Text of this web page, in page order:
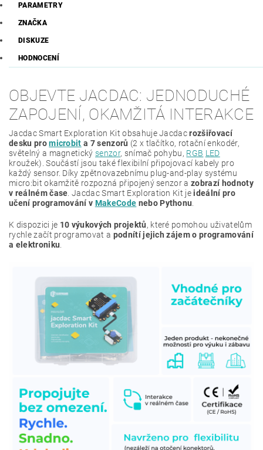
PARAMETRY
ZNAČKA
DISKUZE
HODNOCENÍ
OBJEVTE JACDAC: JEDNODUCHÉ
ZAPOJENÍ, OKAMŽITÁ INTERAKCE
Jacdac Smart Exploration Kit obsahuje Jacdacrozšiřovací
desku promicrobit a 7 senzorů (2 x tlačítko, rotační enkodér,
světelný a magnetickýsenzor, snímač pohybu, RGB LED
kroužek). Součástí jsou také flexibilní připojovací kabely pro
každý sensor. Díky zpětnovazebnímu plug‑and‑play systému
micro:bit okamžitě rozpozná připojený senzor azobrazí hodnoty
v reálném čase . Jacdac Smart Exploration Kit jeideální pro
učení programování v MakeCode nebo Pythonu
K dispozici je 10 výukových projektů, které pomohou uživatelům
rychle začít programovat a podnítí jejich zájem o programování
a elektroniku